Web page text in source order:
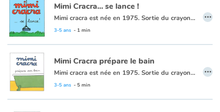
Apprendre les langues
Dyslexie, troubles de la lecture
Nos listes de lecture
Mimi Cracra... se lance !
Mimi cracra est née en 1975. Sortie du crayon d’Agnès Rosenstiehl pour le magazine “Pomme d’api”, cette petite fille aux joues roses et cheveux bruns à laquelle il est facile de s’identifier nous entraîne avec humour dans ses aventures quotidiennes.
3-5 ans - 1 min
…
Mimi Cracra prépare le bain
Mimi cracra est née en 1975. Sortie du crayon d’Agnès Rosenstiehl pour le magazine “Pomme d’api”, cette petite fille aux joues roses et cheveux bruns à laquelle il est facile de s’identifier nous entraîne avec humour dans ses aventures quotidiennes.
3-5 ans - 5 min
…